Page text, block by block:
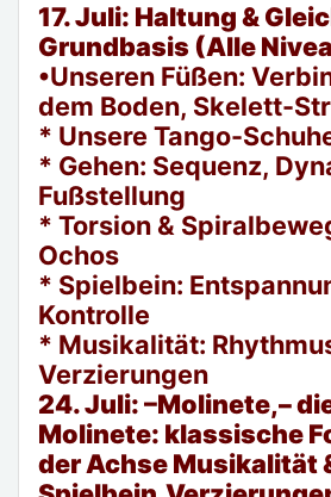
17. Juli: Haltung &
Grundbasis (Alle
•Unseren Füßen:
dem Boden, Skelett-
* Unsere Tango-
* Gehen: Sequenz,
Fußstellung
* Torsion &
Ochos
* Spielbein:
Kontrolle
* Musikalität:
Verzierungen
24. Juli: –Molinete,–
Molinete: klassische
der Achse Musikalität